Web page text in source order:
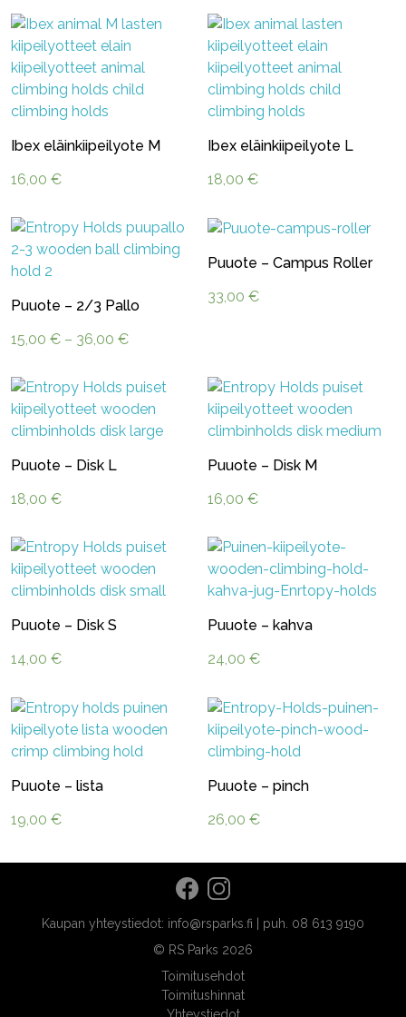
Ibex eläinkiipeilyote M
16,00 €
Ibex eläinkiipeilyote L
18,00 €
Puuote – 2/3 Pallo
15,00 € – 36,00 €Hintaluokka:
-
36,00 €
Puuote – Campus Roller
33,00 €
Puuote – Disk L
18,00 €
Puuote – Disk M
16,00 €
Puuote – Disk S
14,00 €
Puuote – kahva
24,00 €
Puuote – lista
19,00 €
Puuote – pinch
26,00 €
Kaupan yhteystiedot: info@rsparks.fi | puh. 08 613 9190
© RS Parks 2026
Toimitusehdot
Toimitushinnat